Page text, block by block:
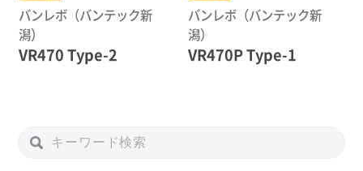
バンレボ（バンテック新
潟）
VR470 Type-2
バンレボ（バンテック新
潟）
VR470P Type-1